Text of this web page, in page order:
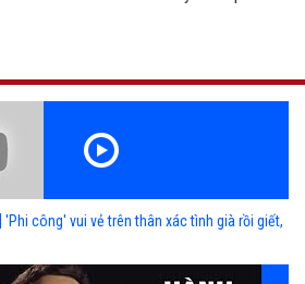
'Phi công' vui vẻ trên thân xác tình già rồi giết,